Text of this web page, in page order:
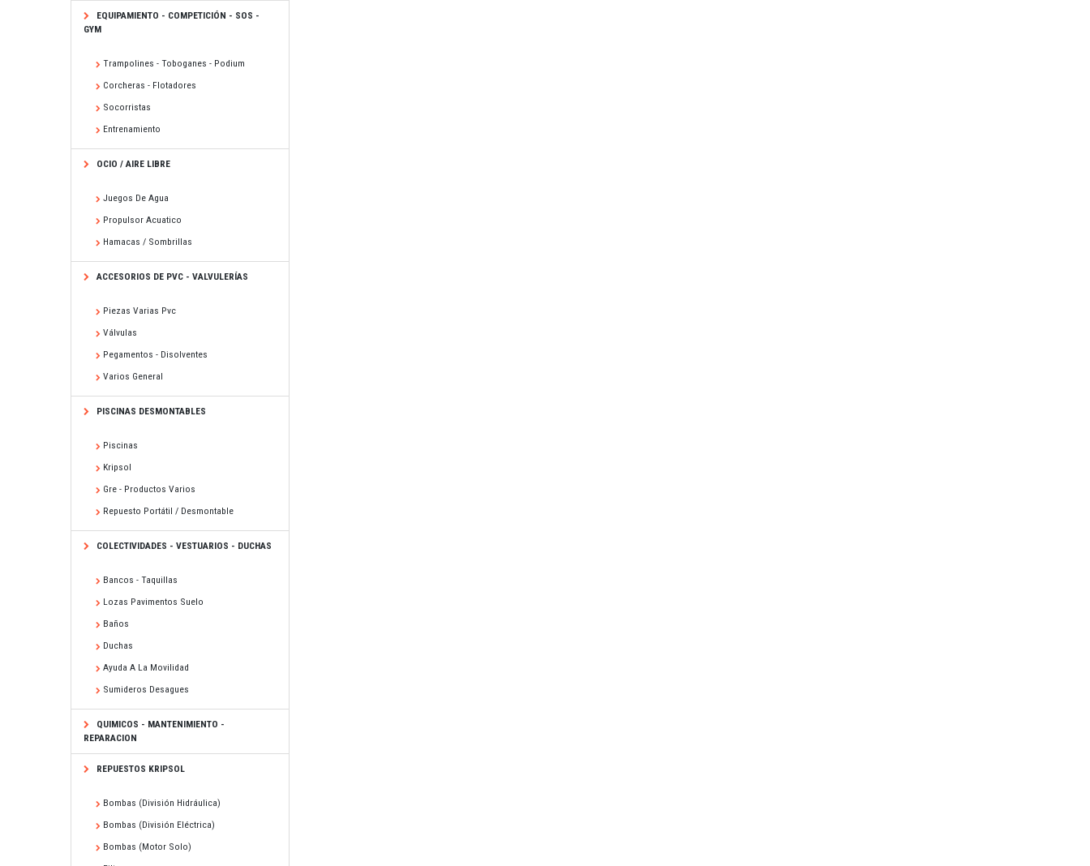
EQUIPAMIENTO - COMPETICIÓN - SOS -
GYM
Trampolines - Toboganes - Podium
Corcheras - Flotadores
Socorristas
Entrenamiento
OCIO / AIRE LIBRE
Juegos De Agua
Propulsor Acuatico
Hamacas / Sombrillas
ACCESORIOS DE PVC - VALVULERÍAS
Piezas Varias Pvc
Válvulas
Pegamentos - Disolventes
Varios General
PISCINAS DESMONTABLES
Piscinas
Kripsol
Gre - Productos Varios
Repuesto Portátil / Desmontable
COLECTIVIDADES - VESTUARIOS - DUCHAS
Bancos - Taquillas
Lozas Pavimentos Suelo
Baños
Duchas
Ayuda A La Movilidad
Sumideros Desagues
QUIMICOS - MANTENIMIENTO -
REPARACION
REPUESTOS KRIPSOL
Bombas (división Hidráulica)
Bombas (división Eléctrica)
Bombas (motor Solo)